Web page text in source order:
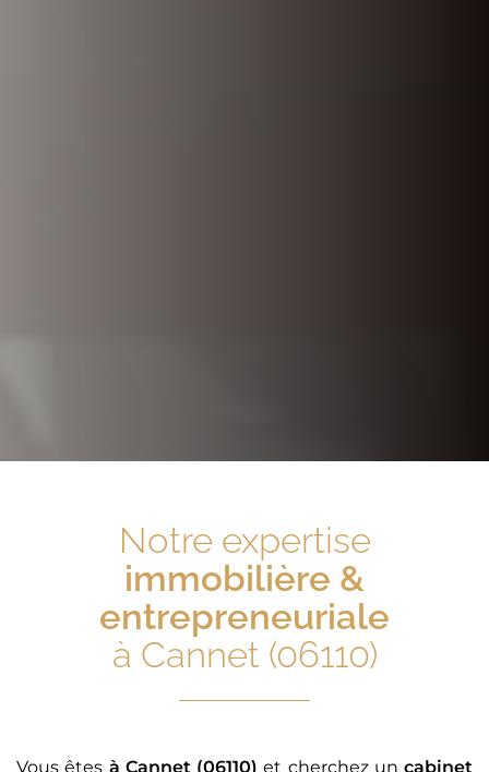
Notre expertise
immobilière &
entrepreneuriale
à Cannet (06110)
Vous êtes à Cannet (06110) et cherchez un cabinet